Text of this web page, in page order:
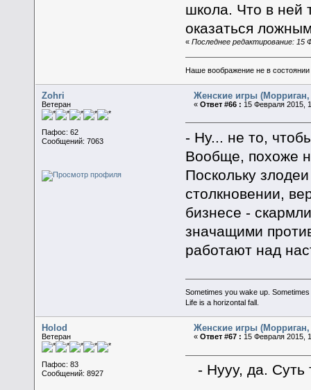
школа. Что в ней
оказаться
« Последнее редактирование: 15
Наше воображение не в
Zohri
Ветеран
Пафос: 62
Сообщений: 7063
Женские игры
«Ответ #66 : 15 Февраля 2015,
- Ну... не то,
Вообще, похоже
Поскольку
столкновении,
бизнесе -
значащими
работают над
Sometimes you wake up.
Life is a horizontal fall.
Holod
Ветеран
Пафос: 83
Сообщений: 8927
Женские игры
«Ответ #67 : 15 Февраля 2015,
- Нууу, да. Суть